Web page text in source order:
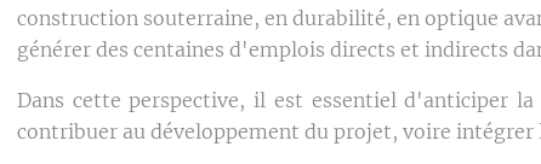
construction souterraine, en durabilité, en optique
générer des centaines d'emplois directs et indirects
Dans cette perspective, il est essentiel d'anticiper
contribuer au développement du projet, voire